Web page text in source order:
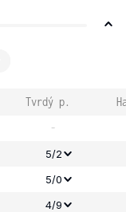
Tvrdý p.
-
5/2
5/0
4/9